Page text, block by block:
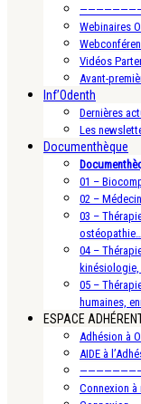
Webinaires
Vidéos
Avant-
Inf’Odenth
Dernières
Les
Documenthèque
01 –
02 –
03 –
04 –
05 –
humaines,
ESPACE
Adhésion à
AIDE à
Connexion à